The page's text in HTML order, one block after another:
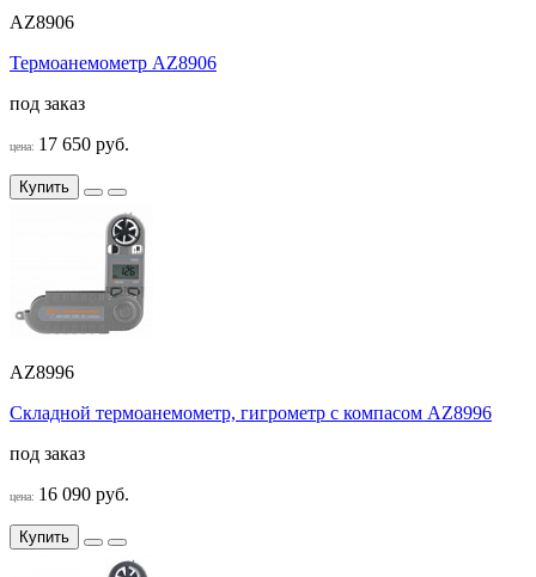
AZ8906
Термоанемометр AZ8906
под заказ
цена: 17 650 руб.
Купить
AZ8996
Складной термоанемометр, гигрометр с компасом AZ8996
под заказ
цена: 16 090 руб.
Купить